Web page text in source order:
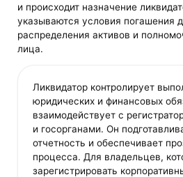
и происходит назначение
указываются условия погашения
распределения активов и
лица.
Ликвидатор контролирует
юридических и финансовых
взаимодействует с
и госорганами. Он
отчетность и обеспечивает
процесса. Для владельцев,
зарегистрировать